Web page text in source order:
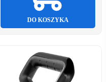
DO KOSZYKA